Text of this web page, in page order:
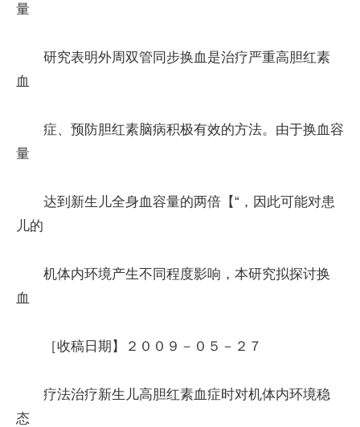
量
研究表明外周双管同步换血是治疗严重高胆红素
血
症、预防胆红素脑病积极有效的方法。由于换血容
量
达到新生儿全身血容量的两倍【“，因此可能对患
儿的
机体内环境产生不同程度影响，本研究拟探讨换
血
［收稿日期】２００９－０５－２７
疗法治疗新生儿高胆红素血症时对机体内环境稳
态